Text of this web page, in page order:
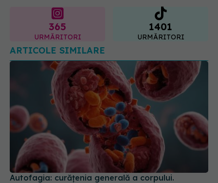
365
URMĂRITORI
1401
URMĂRITORI
ARTICOLE SIMILARE
Autofagia: curățenia generală a corpului.
Distruge celulele canceroase și întărește sistemul
imunitar. Cât timp durează